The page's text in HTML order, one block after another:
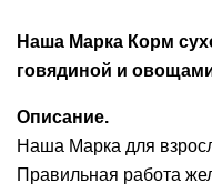
Наша Марка Корм
говядиной и
Описание.
Наша Марка для
Правильная работа